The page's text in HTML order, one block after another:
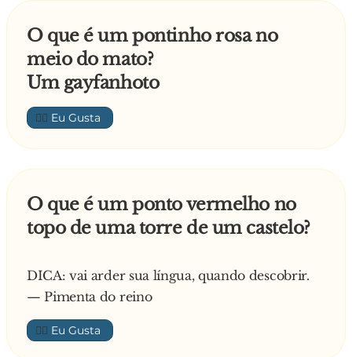
O que é um pontinho rosa no
meio do mato?
Um gayfanhoto
👍🏼
O que é um ponto vermelho no
topo de uma torre de um castelo?
DICA: vai arder sua língua, quando descobrir.
— Pimenta do reino
👍🏼